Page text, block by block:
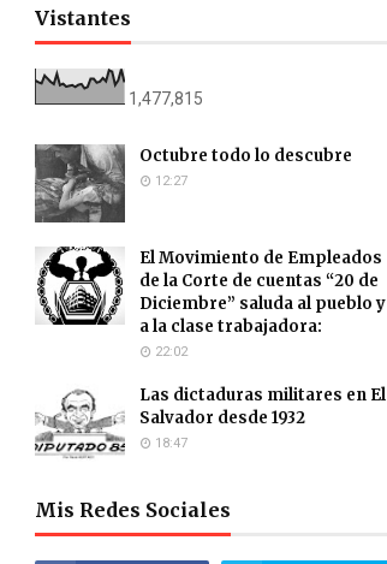
Vistantes
1,477,815
Octubre todo lo descubre
12:27
El Movimiento de Empleados
de la Corte de cuentas “20 de
Diciembre” saluda al pueblo y
a la clase trabajadora:
22:02
Las dictaduras militares en El
Salvador desde 1932
18:47
Mis Redes Sociales